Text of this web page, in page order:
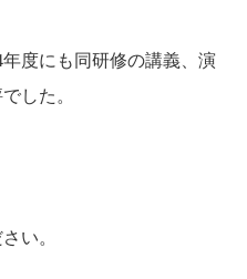
年度にも同研修の講義、演
した。
い。